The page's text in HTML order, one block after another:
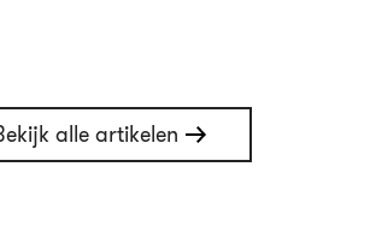
alle artikelen